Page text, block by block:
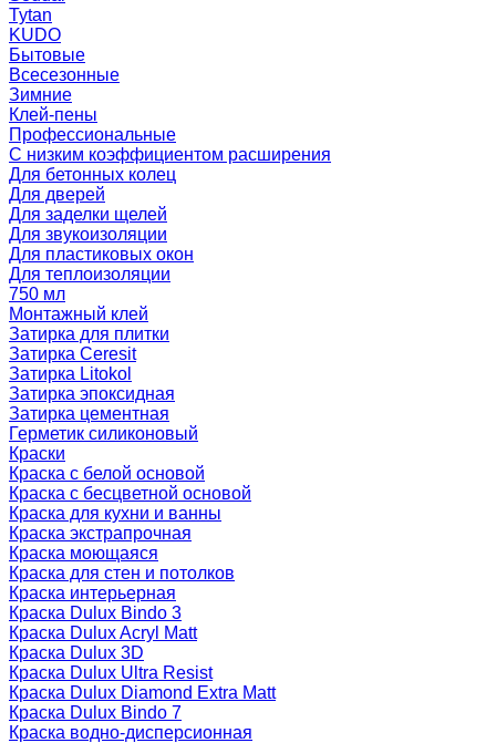
Tytan
KUDO
Бытовые
Всесезонные
Зимние
Клей-пены
Профессиональные
С низким коэффициентом расширения
Для бетонных колец
Для дверей
Для заделки щелей
Для звукоизоляции
Для пластиковых окон
Для теплоизоляции
750 мл
Монтажный клей
Затирка для плитки
Затирка Ceresit
Затирка Litokol
Затирка эпоксидная
Затирка цементная
Герметик силиконовый
Краски
Краска с белой основой
Краска с бесцветной основой
Краска для кухни и ванны
Краска экстрапрочная
Краска моющаяся
Краска для стен и потолков
Краска интерьерная
Краска Dulux Bindo 3
Краска Dulux Acryl Matt
Краска Dulux 3D
Краска Dulux Ultra Resist
Краска Dulux Diamond Extra Matt
Краска Dulux Bindo 7
Краска водно-дисперсионная